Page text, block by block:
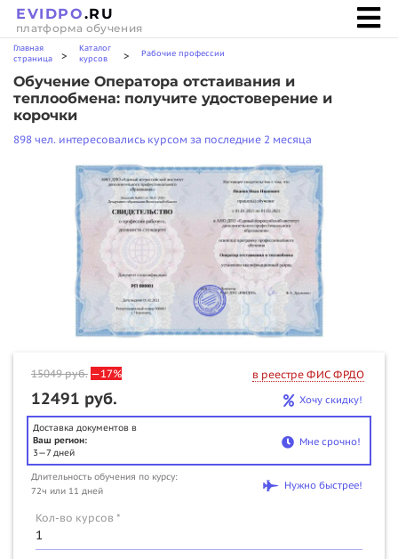
EVIDPO.RU
платформа обучения
Главная
страница
>
Каталог
курсов
> Рабочие профессии
Обучение Оператора отстаивания и
теплообмена: получите удостоверение и
корочки
898 чел. интересовались курсом за последние 2 месяца
15049руб. —17% в реестре ФИС ФРДО
12491 руб. Хочу скидку!
Доставка документов в
Ваш регион:
3—7 дней
Мне срочно!
Длительность обучения по курсу:
72ч или 11 дней
Нужно быстрее!
Кол-во курсов *